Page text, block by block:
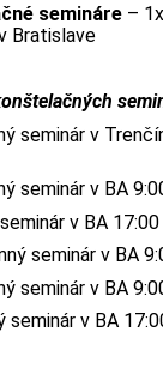
semináre –
Bratislave
seminár v
seminár v BA
v BA
seminár v BA
seminár v BA
v BA